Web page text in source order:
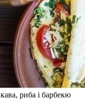
риба і барбекю